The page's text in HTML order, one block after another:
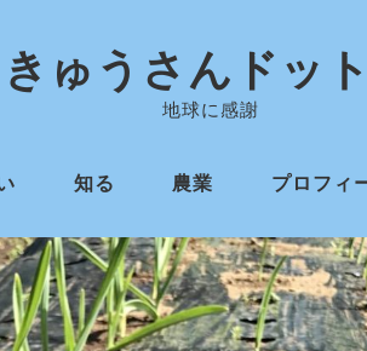
ゅうさんドッ
地球に感謝
知る 農業 プロフィ